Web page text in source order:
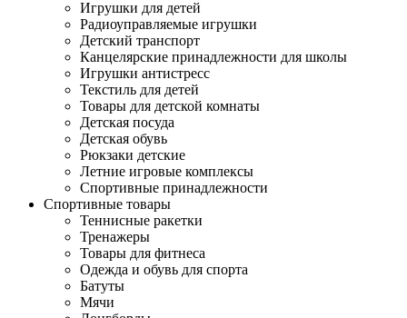
Игрушки для детей
Радиоуправляемые игрушки
Детский транспорт
Канцелярские принадлежности для школы
Игрушки антистресс
Текстиль для детей
Товары для детской комнаты
Детская посуда
Детская обувь
Рюкзаки детские
Летние игровые комплексы
Спортивные принадлежности
Спортивные товары
Теннисные ракетки
Тренажеры
Товары для фитнеса
Одежда и обувь для спорта
Батуты
Мячи